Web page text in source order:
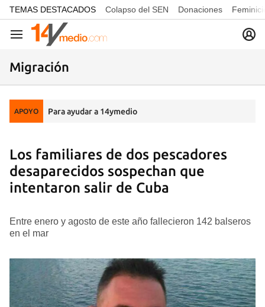
common.go-to-content
TEMAS DESTACADOS Colapso del SEN Donaciones
Navegación
Migración
APOYO Para ayudar a 14ymedio
Los familiares de dos pescadores
desaparecidos sospechan que
intentaron salir de Cuba
Entre enero y agosto de este año fallecieron 142 balseros
en el mar